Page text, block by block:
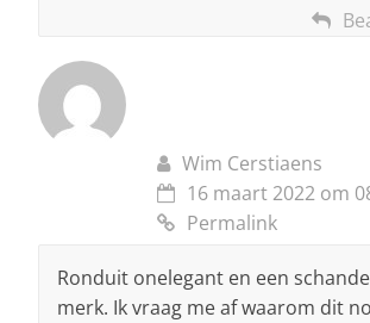
Wim Cerstiaens
16 maart 2022 om
Permalink
Ronduit onelegant en een
merk. Ik vraag me af waarom dit